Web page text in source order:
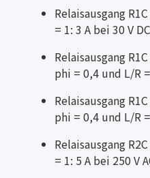
Relaisausgang
= 1: 3 A bei 30 V DC
Relaisausgang
phi = 0,4 und L/R
Relaisausgang
phi = 0,4 und L/R
Relaisausgang
= 1: 5 A bei 250 V